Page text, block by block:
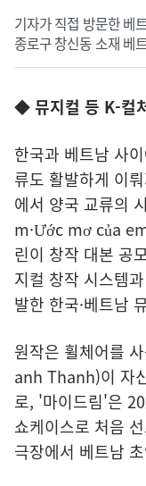
기자가 직접 방문한 베
종로구 창신동 소재 베
◆ 뮤지컬 등 K-컬
한국과 베트남 사
류도 활발하게 이
에서 양국 교류의
m·Ước mơ của
린이 창작 대본 공
지컬 창작 시스템
발한 한국·베트남
원작은 휠체어를
anh Thanh)이 자
로, '마이드림'은
쇼케이스로 처음
극장에서 베트남